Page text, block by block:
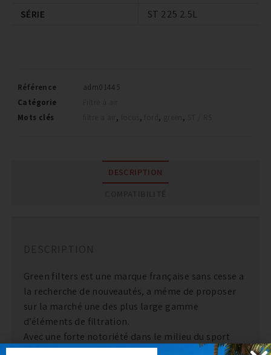
SÉRIE
ST 225 2.5L
Référence
adm01445
Catégorie
Mots clés
, , , ,
DESCRIPTION
DESCRIPTION
Green filters est une marque française sans cesse a
la recherche de nouveautés, a méme de proposer
sur la marché une des plus large gamme
d’éléments de filtration.
Avec une forte notoriété dans le milieu du sport
automobile Green a prouvé la qualité et la fiabilité